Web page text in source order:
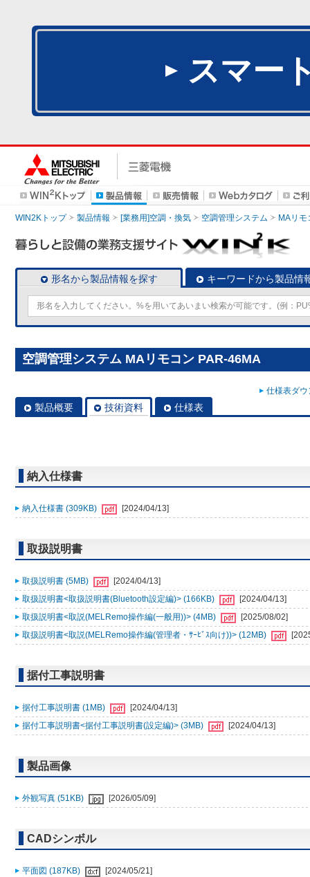
スマー
WIN2Kトップ 製品情報 [業務用]空調・換気 空調管理システム MAリモ
形名から製品情報を探す キーワードから製品情
空調管理システム MAリモコン PAR-46MA
仕様表ダ
製品概要 技術資料 仕様表
納入仕様書
納入仕様書 (309KB) [2024/04/13]
取扱説明書
取扱説明書 (5MB)
[2024/04/13]
取扱説明書<取扱説明書(Bluetooth設定編)> (166KB)
[2024/04/13]
取扱説明書<取説(MELRemo操作編(一般用))> (4MB)
[2025/08/02]
取扱説明書<取説(MELRemo操作編(管理者・ｻｰﾋﾞｽ向け))> (12MB)
据付工事説明書
据付工事説明書 (1MB)
[2024/04/13]
据付工事説明書<据付工事説明書(設定編)> (3MB)
[2024/04/13]
製品画像
外観写真 (51KB) [2026/05/09]
CADシンボル
平面図 (187KB)
[2024/05/21]